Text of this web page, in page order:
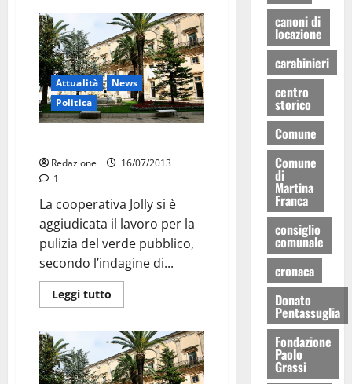
Attualità
News
Politica
Redazione
16/07/2013
1
La cooperativa Jolly si è
aggiudicata il lavoro per la
pulizia del verde pubblico,
secondo l’indagine di...
Leggi tutto
canoni di
locazione
carabinieri
centro
storico
Comune
Comune
di
Martina
Franca
consiglio
comunale
cronaca
Donato
Pentassuglia
Fondazione
Paolo
Grassi